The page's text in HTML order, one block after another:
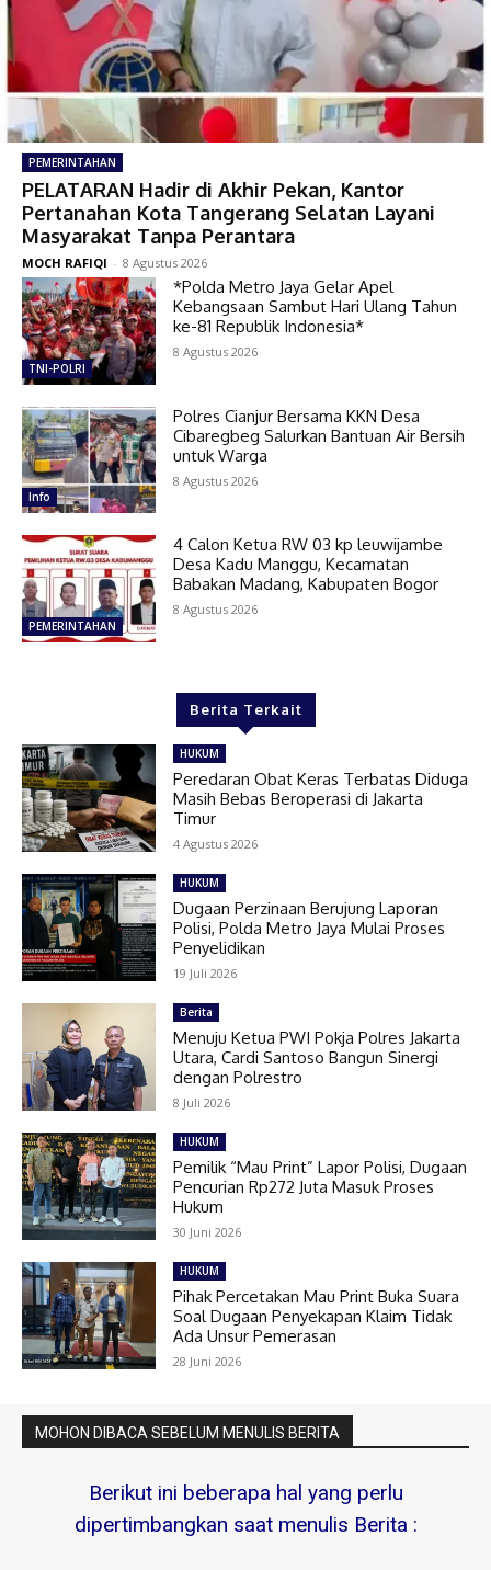
PEMERINTAHAN
PELATARAN Hadir di Akhir Pekan, Kantor
Pertanahan Kota Tangerang Selatan Layani
Masyarakat Tanpa Perantara
MOCH RAFIQI - 8 Agustus 2026
TNI-POLRI
*Polda Metro Jaya Gelar Apel
Kebangsaan Sambut Hari Ulang Tahun
ke-81 Republik Indonesia*
8 Agustus 2026
Info
Polres Cianjur Bersama KKN Desa
Cibaregbeg Salurkan Bantuan Air Bersih
untuk Warga
8 Agustus 2026
PEMERINTAHAN
4 Calon Ketua RW 03 kp leuwijambe
Desa Kadu Manggu, Kecamatan
Babakan Madang, Kabupaten Bogor
8 Agustus 2026
Berita Terkait
HUKUM
Peredaran Obat Keras Terbatas Diduga
Masih Bebas Beroperasi di Jakarta
Timur
4 Agustus 2026
HUKUM
Dugaan Perzinaan Berujung Laporan
Polisi, Polda Metro Jaya Mulai Proses
Penyelidikan
19 Juli 2026
Berita
Menuju Ketua PWI Pokja Polres Jakarta
Utara, Cardi Santoso Bangun Sinergi
dengan Polrestro
8 Juli 2026
HUKUM
Pemilik “Mau Print” Lapor Polisi, Dugaan
Pencurian Rp272 Juta Masuk Proses
Hukum
30 Juni 2026
HUKUM
Pihak Percetakan Mau Print Buka Suara
Soal Dugaan Penyekapan Klaim Tidak
Ada Unsur Pemerasan
28 Juni 2026
MOHON DIBACA SEBELUM MENULIS BERITA
Berikut ini beberapa hal yang perlu
dipertimbangkan saat menulis Berita :